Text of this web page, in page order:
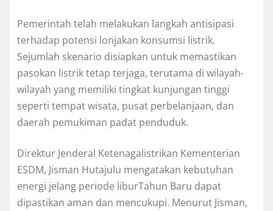
Pemerintah telah melakukan langkah antisipasi
terhadap potensi lonjakan konsumsi listrik.
Sejumlah skenario disiapkan untuk memastikan
pasokan listrik tetap terjaga, terutama di wilayah-
wilayah yang memiliki tingkat kunjungan tinggi
seperti tempat wisata, pusat perbelanjaan, dan
daerah pemukiman padat penduduk.
Direktur Jenderal Ketenagalistrikan Kementerian
ESDM, Jisman Hutajulu mengatakan kebutuhan
energi jelang periode liburTahun Baru dapat
dipastikan aman dan mencukupi. Menurut Jisman,